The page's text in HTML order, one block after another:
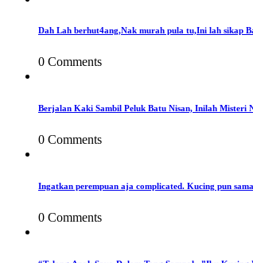
Dah Lah berhut4ang,Nak murah pula tu,Ini lah sikap
0 Comments
Berjalan Kaki Sambil Peluk Batu Nisan, Inilah Misteri
0 Comments
Ingatkan perempuan aja complicated. Kucing pun
0 Comments